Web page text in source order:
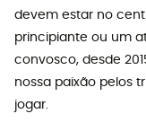
devem estar no
principiante ou um
convosco, desde
nossa paixão pelos
jogar.